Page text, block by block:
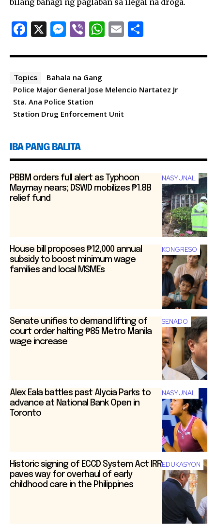
F
c
e
b
o
o
k
X M
se
n
g
er
Vi
er
W
at
A
p
p
E
ai ar
Topics
Bahala na Gang
Police Major General Jose Melencio Nartatez Jr
Sta. Ana Police Station
Station Drug Enforcement Unit
IBA PANG BALITA
NASYUNAL
PBBM orders full alert as Typhoon
Maymay nears; DSWD mobilizes ₱1.8B
relief fund
KONGRESO
House bill proposes ₱12,000 annual
subsidy to boost minimum wage
families and local MSMEs
SENADO
Senate unifies to demand lifting of
court order halting ₱85 Metro Manila
wage increase
NASYUNAL
Alex Eala battles past Alycia Parks to
advance at National Bank Open in
Toronto
EDUKASYON
Historic signing of ECCD System Act IRR
paves way for overhaul of early
childhood care in the Philippines